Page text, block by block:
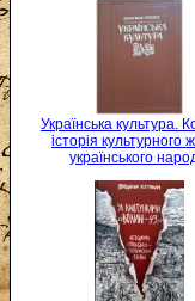
Українська культура.
історія культурного
українського